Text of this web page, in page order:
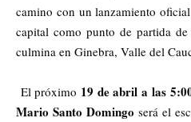
camino con un lanzamiento
capital como punto de partida
culmina en Ginebra, Valle del
El próximo 19 de abril a las
Mario Santo Domingo será el